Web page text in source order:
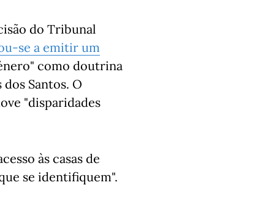
do Tribunal
se a emitir um
como doutrina
Santos. O
"disparidades
às casas de
se identifiquem".